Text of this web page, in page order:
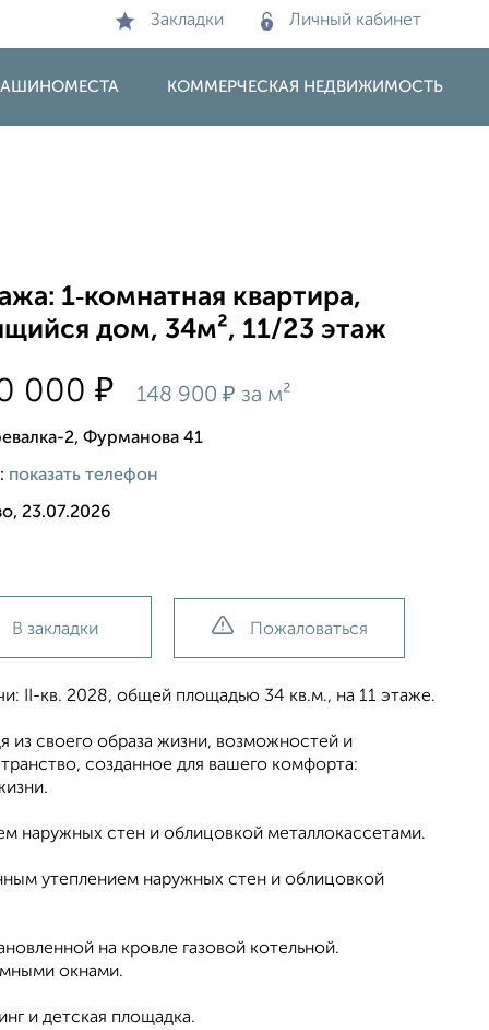
Закладки Личный кабинет
КОММЕРЧЕСКАЯ НЕДВИЖИМОСТЬ
1‑комнатная квартира,
дом, 34м², 11/23 этаж
000₽ 148 900₽ за м²
2, Фурманова 41
показать телефон
23.07.2026
В закладки Пожаловаться
II-кв. 2028, общей площадью 34 кв.м., на 11 этаже.
своего образа жизни, возможностей и
созданное для вашего комфорта:
наружных стен и облицовкой металлокассетами.
утеплением наружных стен и облицовкой
на кровле газовой котельной.
окнами.
и детская площадка.